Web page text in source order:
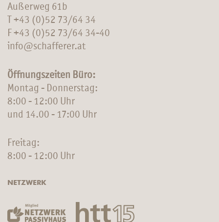
Außerweg 61b
T +43 (0)52 73/64 34
F +43 (0)52 73/64 34-40
info@schafferer.at
Öffnungszeiten Büro:
Montag - Donnerstag:
8:00 - 12:00 Uhr
und 14.00 - 17:00 Uhr
Freitag:
8:00 - 12:00 Uhr
NETZWERK